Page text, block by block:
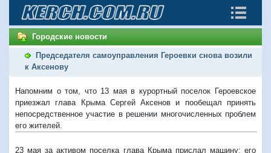
Городские новости
Председателя самоуправления Героевки снова возили
к Аксенову
Напомним о том, что 13 мая в курортный поселок Героевское
приезжал глава Крыма Сергей Аксенов и пообещал принять
непосредственное участие в решении многочисленных проблем
его жителей.
23 мая за активом поселка глава Крыма прислал машину; его